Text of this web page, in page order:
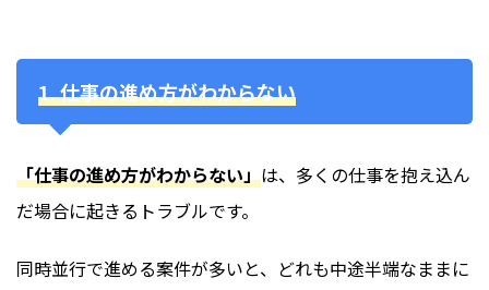
1. 仕事の進め方がわからない
「仕事の進め方がわからない」は、多くの仕事を抱え込ん
だ場合に起きるトラブルです。
同時並行で進める案件が多いと、どれも中途半端なままに